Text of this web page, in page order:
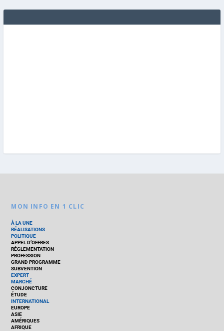
MON INFO EN 1 CLIC
À LA UNE
RÉALISATIONS
POLITIQUE
APPEL D’OFFRES
RÉGLEMENTATION
PROFESSION
GRAND PROGRAMME
SUBVENTION
EXPERT
MARCHÉ
CONJONCTURE
ÉTUDE
INTERNATIONAL
EUROPE
ASIE
AMÉRIQUES
AFRIQUE